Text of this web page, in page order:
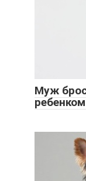
Муж